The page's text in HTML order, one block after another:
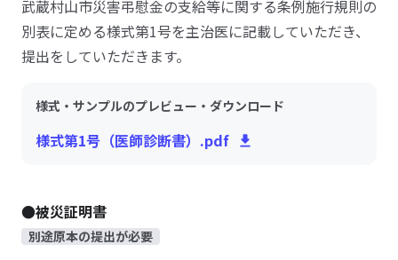
武蔵村山市災害弔慰金の支給等に関する条例施行規則の
別表に定める様式第1号を主治医に記載していただき、
提出をしていただきます。
様式・サンプルのプレビュー・ダウンロード
様式第1号（医師診断書）.pdf
●被災証明書
別途原本の提出が必要